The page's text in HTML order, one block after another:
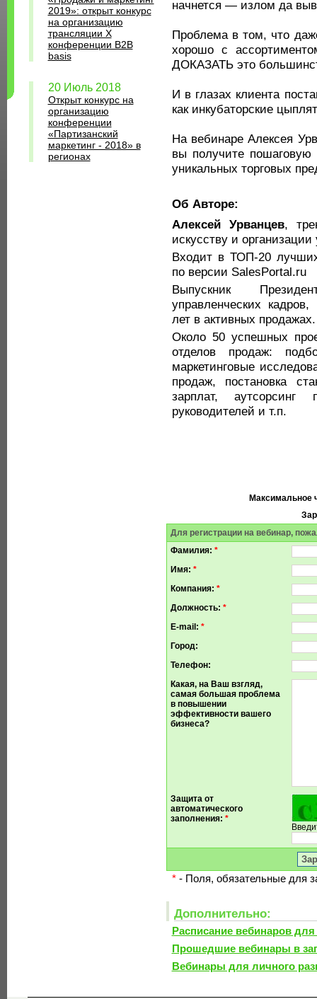
2019»: открыт конкурс
на организацию
трансляции X
конференции B2B
basis
20 Июль 2018
Открыт конкурс на
организацию
конференции
«Партизанский
маркетинг - 2018» в
регионах
начнется — излом да
Проблема в том, что
хорошо с
ДОКАЗАТЬ это
И в глазах клиента
как инкубаторские
На вебинаре Алексея
вы получите пошаговую
уникальных торговых
Об Авторе:
Алексей Урванцев,
искусству и
Входит в ТОП-20
по версии SalesPortal.ru
Выпускник
управленческих
лет в активных продажах.
Около 50 успешных
отделов продаж:
маркетинговые
продаж, постановка
зарплат,
руководителей и т.п.
Максимальное
Для регистрации на вебинар,
Фамилия: *
Имя: *
Компания: *
Должность: *
E-mail: *
Город:
Телефон:
Какая, на Ваш взгляд,
самая большая проблема
в повышении
эффективности вашего
бизнеса?
Защита от
автоматического
заполнения: *
*- Поля, обязательные для
Дополнительно:
Расписание вебинаров для
Прошедшие вебинары в
Вебинары для личного